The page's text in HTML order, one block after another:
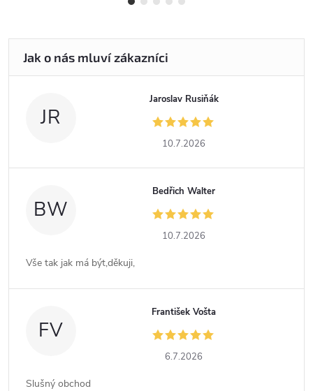
JR
Jaroslav Rusiňák
10.7.2026
BW
Bedřich Walter
10.7.2026
Vše tak jak má být,děkuji,
FV
František Vošta
6.7.2026
Slušný obchod